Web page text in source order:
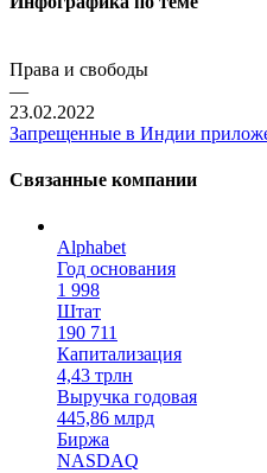
Права и свободы
—
23.02.2022
Запрещенные в Индии
Связанные компании
Alphabet
Год основания
1 998
Штат
190 711
Капитализация
4,43 трлн
Выручка годовая
445,86 млрд
Биржа
NASDAQ